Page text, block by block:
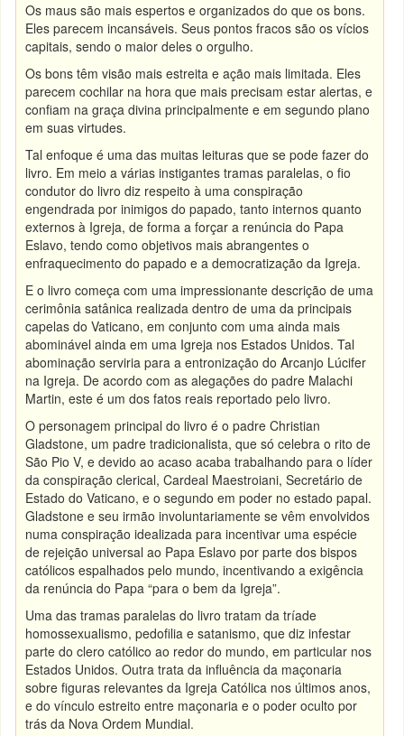
Os maus são mais espertos e organizados do que os bons.
Eles parecem incansáveis. Seus pontos fracos são os vícios
capitais, sendo o maior deles o orgulho.
Os bons têm visão mais estreita e ação mais limitada. Eles
parecem cochilar na hora que mais precisam estar alertas, e
confiam na graça divina principalmente e em segundo plano
em suas virtudes.
Tal enfoque é uma das muitas leituras que se pode fazer do
livro. Em meio a várias instigantes tramas paralelas, o fio
condutor do livro diz respeito à uma conspiração
engendrada por inimigos do papado, tanto internos quanto
externos à Igreja, de forma a forçar a renúncia do Papa
Eslavo, tendo como objetivos mais abrangentes o
enfraquecimento do papado e a democratização da Igreja.
E o livro começa com uma impressionante descrição de uma
cerimônia satânica realizada dentro de uma da principais
capelas do Vaticano, em conjunto com uma ainda mais
abominável ainda em uma Igreja nos Estados Unidos. Tal
abominação serviria para a entronização do Arcanjo Lúcifer
na Igreja. De acordo com as alegações do padre Malachi
Martin, este é um dos fatos reais reportado pelo livro.
O personagem principal do livro é o padre Christian
Gladstone, um padre tradicionalista, que só celebra o rito de
São Pio V, e devido ao acaso acaba trabalhando para o líder
da conspiração clerical, Cardeal Maestroiani, Secretário de
Estado do Vaticano, e o segundo em poder no estado papal.
Gladstone e seu irmão involuntariamente se vêm envolvidos
numa conspiração idealizada para incentivar uma espécie
de rejeição universal ao Papa Eslavo por parte dos bispos
católicos espalhados pelo mundo, incentivando a exigência
da renúncia do Papa “para o bem da Igreja”.
Uma das tramas paralelas do livro tratam da tríade
homossexualismo, pedofilia e satanismo, que diz infestar
parte do clero católico ao redor do mundo, em particular nos
Estados Unidos. Outra trata da influência da maçonaria
sobre figuras relevantes da Igreja Católica nos últimos anos,
e do vínculo estreito entre maçonaria e o poder oculto por
trás da Nova Ordem Mundial.